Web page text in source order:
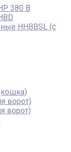
380 В
HHBBSL (с
ворот)
ворот)